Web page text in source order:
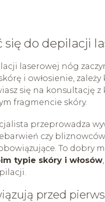
do depilacji
laserowej nóg
i owłosienie,
się na konsultację
fragmencie skóry.
przeprowadza
czy
To dobry
typie skóry i włosów
przed